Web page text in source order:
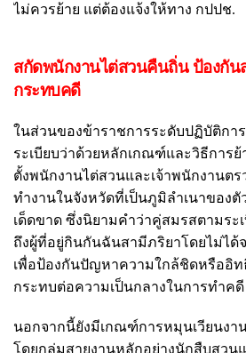
ไม่ควรย้าย แต่ต้องแจ้งให้ทาง กปปช.
สกัดพนักงานไต่สวนคืนถิ่น ป้องกัน
กระทบคดี
ในส่วนของข้าราชการระดับปฏิบัติกา
ระเบียบว่าด้วยหลักเกณฑ์และวิธีการย้
ตั้งพนักงานไต่สวนและเจ้าพนักงานต
ทำงานในจังหวัดที่เป็นภูมิลำเนาของตั
เด็ดขาด ซึ่งนิยามคำว่าคู่สมรสตามระ
ถึงผู้ที่อยู่กินกันฉันสามีภริยาโดยไม่ได้
เพื่อป้องกันปัญหาความใกล้ชิดหรืออิ
กระทบต่อความเป็นกลางในการทำคดี
นอกจากนี้ยังมีเกณฑ์การหมุนเวียนงา
โดยกลุ่มสายงานหลักอย่างนักสืบสวน